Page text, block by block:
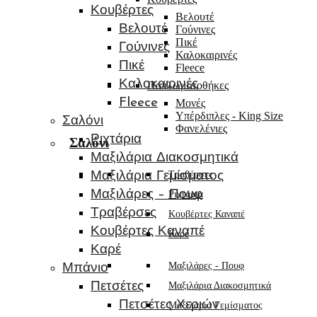
Βελουτέ
Γούνινες
Πικέ
Καλοκαιρινές
Fleece
Παπλωματοθήκες
Μονές
Υπέρδιπλες - King Size
Φανελένιες
Σαλόνι
Τραβέρσες
Ριχτάρια
Κουβέρτες Καναπέ
Καρέ
Μαξιλάρες - Πουφ
Μαξιλάρια Διακοσμητικά
Μαξιλάρια Γεμίσματος
Κουβέρτες
Βελουτέ
Γούνινες
Πικέ
Καλοκαιρινές
Fleece
Σαλόνι
Ριχτάρια
Μαξιλάρια Διακοσμητικά
Μαξιλάρια Γεμίσματος
Μαξιλάρες – Πουφ
Τραβέρσες
Κουβέρτες Καναπέ
Καρέ
Μπάνιο
Πετσέτες
Πετσέτες Χεριών